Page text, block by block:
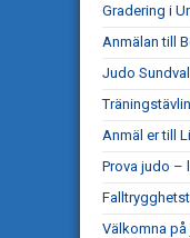
Gradering i
Anmälan till
Judo
Anmäl er till
Prova judo –
Välkomna